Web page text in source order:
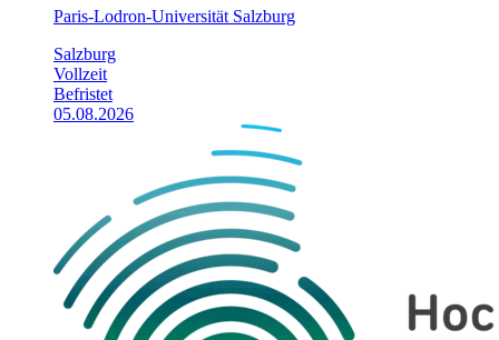
Paris-Lodron-Universität Salzburg
Salzburg
Vollzeit
Befristet
05.08.2026